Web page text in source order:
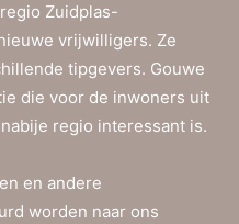
Zuidplas-
vrijwilligers. Ze
tipgevers. Gouwe
die voor de inwoners uit
regio interessant is.
en andere
worden naar ons